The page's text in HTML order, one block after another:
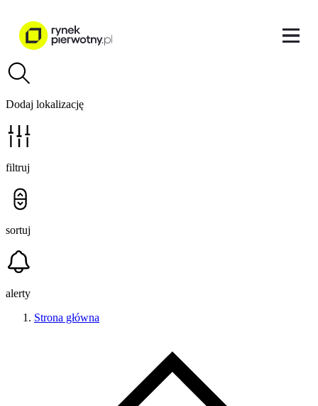
Dodaj lokalizację
filtruj
sortuj
alerty
Strona główna